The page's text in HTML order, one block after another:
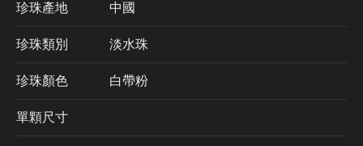
珍珠產地 中國
珍珠類別 淡水珠
珍珠顏色 ​白帶粉
單顆尺寸